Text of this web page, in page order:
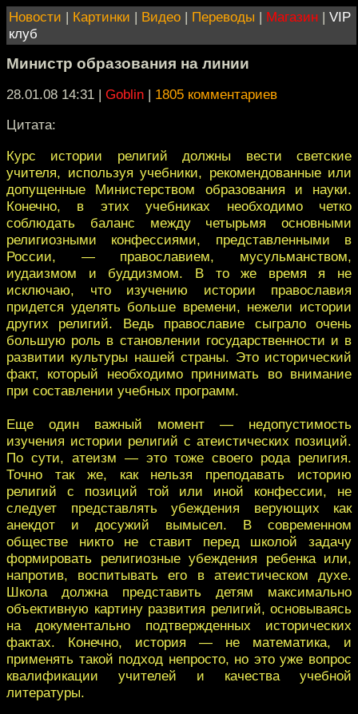
Новости | Картинки | Видео | Переводы | Магазин | VIP
клуб
Министр образования на линии
28.01.08 14:31 | Goblin | 1805 комментариев
Цитата:
Курс истории религий должны вести светские
учителя, используя учебники, рекомендованные или
допущенные Министерством образования и науки.
Конечно, в этих учебниках необходимо четко
соблюдать баланс между четырьмя основными
религиозными конфессиями, представленными в
России, — православием, мусульманством,
иудаизмом и буддизмом. В то же время я не
исключаю, что изучению истории православия
придется уделять больше времени, нежели истории
других религий. Ведь православие сыграло очень
большую роль в становлении государственности и в
развитии культуры нашей страны. Это исторический
факт, который необходимо принимать во внимание
при составлении учебных программ.
Еще один важный момент — недопустимость
изучения истории религий с атеистических позиций.
По сути, атеизм — это тоже своего рода религия.
Точно так же, как нельзя преподавать историю
религий с позиций той или иной конфессии, не
следует представлять убеждения верующих как
анекдот и досужий вымысел. В современном
обществе никто не ставит перед школой задачу
формировать религиозные убеждения ребенка или,
напротив, воспитывать его в атеистическом духе.
Школа должна представить детям максимально
объективную картину развития религий, основываясь
на документально подтвержденных исторических
фактах. Конечно, история — не математика, и
применять такой подход непросто, но это уже вопрос
квалификации учителей и качества учебной
литературы.